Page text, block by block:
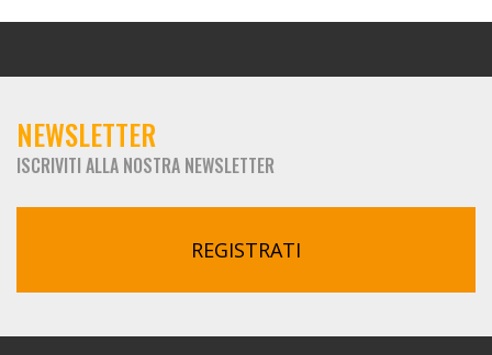
NEWSLETTER
ISCRIVITI ALLA NOSTRA NEWSLETTER
REGISTRATI